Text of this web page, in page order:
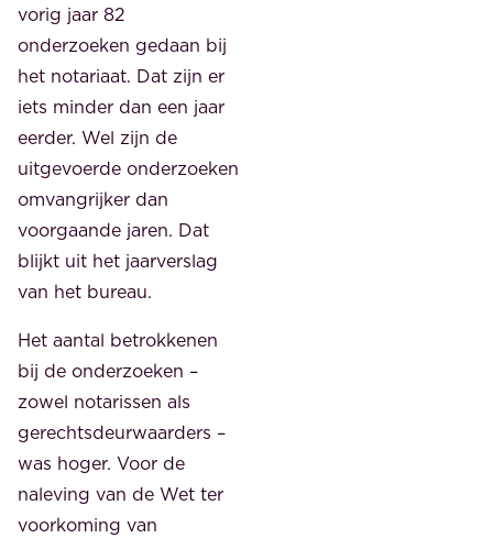
vorig jaar 82
onderzoeken gedaan bij
het notariaat. Dat zijn er
iets minder dan een jaar
eerder. Wel zijn de
uitgevoerde onderzoeken
omvangrijker dan
voorgaande jaren. Dat
blijkt uit het jaarverslag
van het bureau.
Het aantal betrokkenen
bij de onderzoeken –
zowel notarissen als
gerechtsdeurwaarders –
was hoger. Voor de
naleving van de Wet ter
voorkoming van